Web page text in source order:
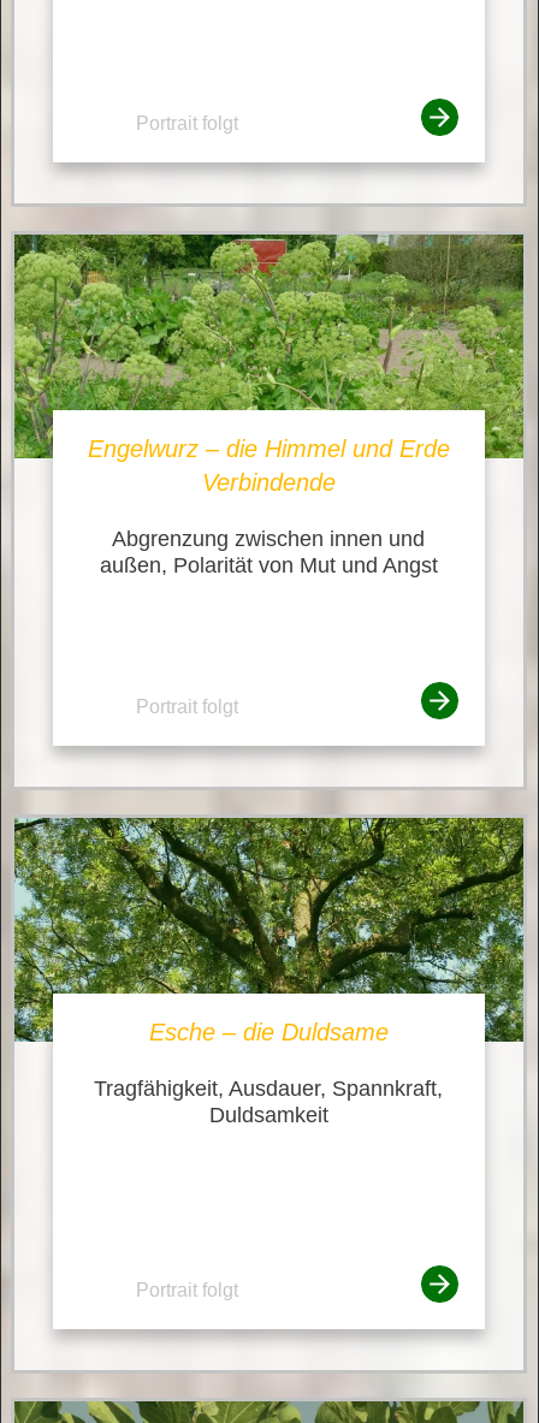
Portrait folgt
Engelwurz – die Himmel und Erde
Verbindende
Abgrenzung zwischen innen und
außen, Polarität von Mut und Angst
Portrait folgt
Esche – die Duldsame
Tragfähigkeit, Ausdauer, Spannkraft,
Duldsamkeit
Portrait folgt